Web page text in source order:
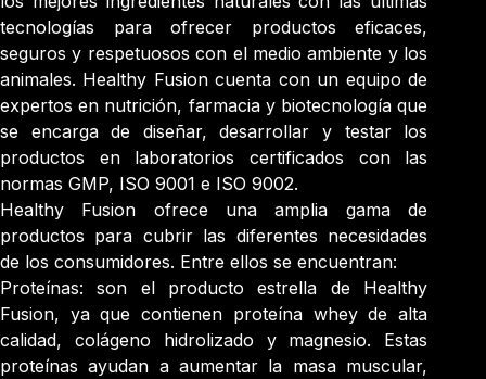
tecnologías para ofrecer productos eficaces,
seguros y respetuosos con el medio ambiente y los
animales. Healthy Fusion cuenta con un equipo de
expertos en nutrición, farmacia y biotecnología que
se encarga de diseñar, desarrollar y testar los
productos en laboratorios certificados con las
normas GMP, ISO 9001 e ISO 9002.
Healthy Fusion ofrece una amplia gama de
productos para cubrir las diferentes necesidades
de los consumidores. Entre ellos se encuentran:
Proteínas: son el producto estrella de Healthy
Fusion, ya que contienen proteína whey de alta
calidad, colágeno hidrolizado y magnesio. Estas
proteínas ayudan a aumentar la masa muscular,